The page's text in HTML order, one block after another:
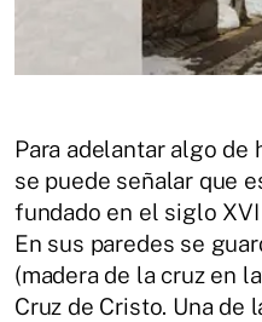
Para adelantar algo de
se puede señalar que
fundado en el siglo
En sus paredes se
(madera de la cruz en
Cruz de Cristo. Una de